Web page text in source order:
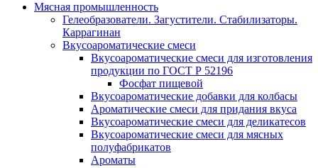
Мясная промышленность
Гелеобразователи. Загустители. Стабилизаторы.
Каррагинан
Вкусоароматические смеси
Вкусоароматические смеси для изготовления
продукции по ГОСТ Р 52196
Фосфат пищевой
Вкусоароматические добавки для колбасы
Ароматические смеси для придания вкуса
Вкусоароматические смеси для деликатесов
Вкусоароматические смеси для мясных
полуфабрикатов
Ароматы